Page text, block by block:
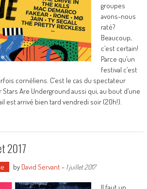
groupes
avons-nous
raté?
Beaucoup,
c’est certain!
Parce qu’un
festival c’est
cornéliens. C’est le cas du spectateur
Are Underground aussi qui, au bout d’une
est arrivé bien tard vendredi soir (20h!).
2017
by David Servant- 1 juillet 2017